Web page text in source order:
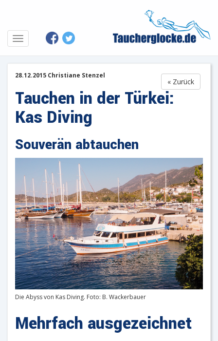
« Zurück
28.12.2015 Christiane Stenzel
Tauchen in der Türkei:
Kas Diving
Souverän abtauchen
Die Abyss von Kas Diving. Foto: B. Wackerbauer
Mehrfach ausgezeichnet